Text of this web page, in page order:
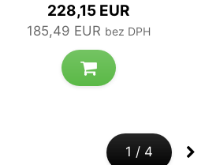
228,15 EUR
185,49 EUR bez DPH
1 / 4